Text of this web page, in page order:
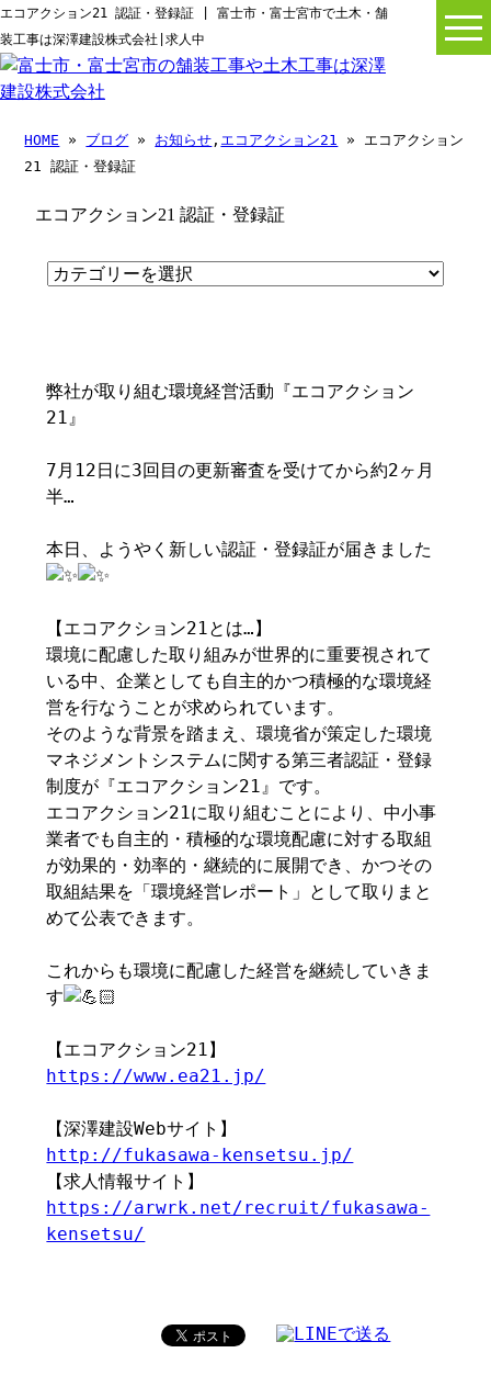
エコアクション21 認証・登録証 | 富士市・富士宮市で土木・舗
装工事は深澤建設株式会社|求人中
HOME » ブログ » お知らせ , エコアクション21 » エコアクション
21 認証・登録証
エコアクション21 認証・登録証
弊社が取り組む環境経営活動『エコアクション
21』
7月12日に3回目の更新審査を受けてから約2ヶ月
半…
本日、ようやく新しい認証・登録証が届きました
【エコアクション21とは…】
環境に配慮した取り組みが世界的に重要視されて
いる中、企業としても自主的かつ積極的な環境経
営を行なうことが求められています。
そのような背景を踏まえ、環境省が策定した環境
マネジメントシステムに関する第三者認証・登録
制度が『エコアクション21』です。
エコアクション21に取り組むことにより、中小事
業者でも自主的・積極的な環境配慮に対する取組
が効果的・効率的・継続的に展開でき、かつその
取組結果を「環境経営レポート」として取りまと
めて公表できます。
これからも環境に配慮した経営を継続していきま
す
【エコアクション21】
https://www.ea21.jp/
【深澤建設Webサイト】
http://fukasawa-kensetsu.jp/
【求人情報サイト】
https://arwrk.net/recruit/fukasawa-
kensetsu/